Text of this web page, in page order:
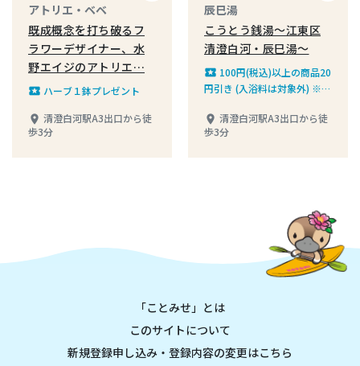
アトリエ・ベベ
既成概念を打ち破るフ
ラワーデザイナー、水
野エイジのアトリエ…
local_play ハーブ１鉢プレゼント
place 清澄白河駅A3出口から徒
歩3分
辰巳湯
こうとう銭湯～江東区
清澄白河・辰巳湯〜
local_play 100円(税込)以上の商品20
円引き (入浴料は対象外) ※お
place 清澄白河駅A3出口から徒
歩3分
「ことみせ」とは
このサイトについて
新規登録申し込み・登録内容の変更はこちら